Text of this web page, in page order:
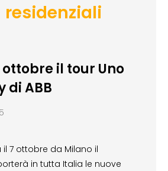
residenziali
ottobre il tour Uno
di ABB
il 7 ottobre da Milano il
in tutta Italia le nuove